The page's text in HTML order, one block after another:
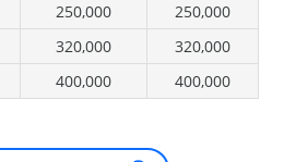
250,000
250,000
320,000
320,000
400,000 400,000